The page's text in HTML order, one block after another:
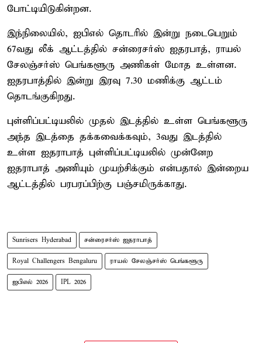
போட்டியிடுகின்றன.
இந்நிலையில், ஐபிஎல் தொடரில் இன்று நடைபெறும்
67வது லீக் ஆட்டத்தில் சன்ரைசர்ஸ் ஐதரபாத், ராயல்
சேலஞ்சர்ஸ் பெங்களூரு அணிகள் மோத உள்ளன.
ஐதரபாத்தில் இன்று இரவு 7.30 மணிக்கு ஆட்டம்
தொடங்குகிறது.
புள்ளிப்பட்டியலில் முதல் இடத்தில் உள்ள பெங்களூரு
அந்த இடத்தை தக்கவைக்கவும், 3வது இடத்தில்
உள்ள ஐதராபாத் புள்ளிப்பட்டியலில் முன்னேற
ஐதராபாத் அணியும் முயற்சிக்கும் என்பதால் இன்றைய
ஆட்டத்தில் பரபரப்பிற்கு பஞ்சமிருக்காது.
Sunrisers Hyderabad சன்ரைசர்ஸ் ஐதராபாத்
Royal Challengers Bengaluru ராயல் சேலஞ்சர்ஸ் பெங்களூரு
ஐபிஎல் 2026 IPL 2026